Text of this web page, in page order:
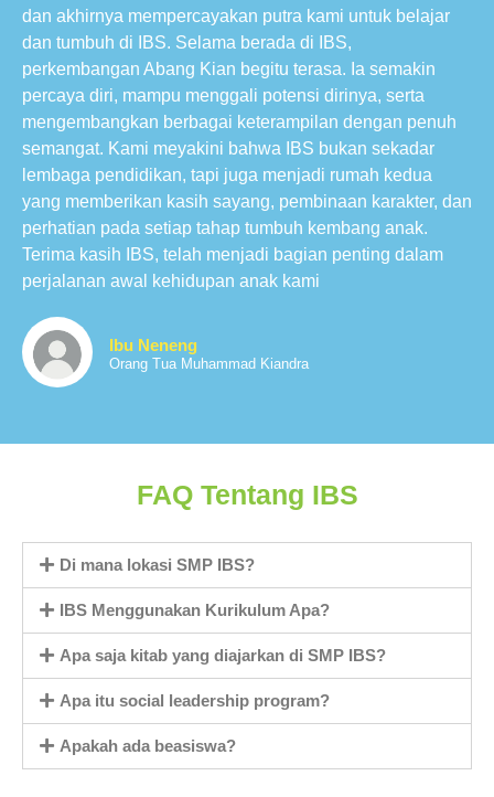
dan akhirnya mempercayakan putra kami untuk belajar
dan tumbuh di IBS. Selama berada di IBS,
perkembangan Abang Kian begitu terasa. Ia semakin
percaya diri, mampu menggali potensi dirinya, serta
mengembangkan berbagai keterampilan dengan penuh
semangat. Kami meyakini bahwa IBS bukan sekadar
lembaga pendidikan, tapi juga menjadi rumah kedua
yang memberikan kasih sayang, pembinaan karakter, dan
perhatian pada setiap tahap tumbuh kembang anak.
Terima kasih IBS, telah menjadi bagian penting dalam
perjalanan awal kehidupan anak kami
Ibu Neneng
Orang Tua Muhammad Kiandra
FAQ Tentang IBS
Di mana lokasi SMP IBS?
IBS Menggunakan Kurikulum Apa?
Apa saja kitab yang diajarkan di SMP IBS?
Apa itu social leadership program?
Apakah ada beasiswa?